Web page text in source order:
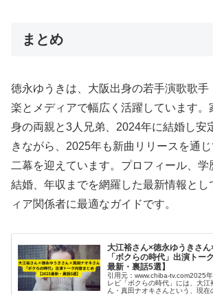
まとめ
徳永ゆうきは、大阪出身の若手演歌歌手
楽とメディアで幅広く活躍しています。
身の両親と3人兄弟、2024年に結婚し安
きながら、2025年も新曲リリースを通
二幕を迎えています。プロフィール、学
結婚、年収までを網羅した最新情報とし
ィア関係者に最適なガイドです。
大江裕さん×徳永ゆうきさん
「ボクらの時代」出演トー
最新・裏話5選】
引用元：www.chiba-tv.com2025
レビ「ボクらの時代」には、大江
ん・真田ナオキさんという、現在